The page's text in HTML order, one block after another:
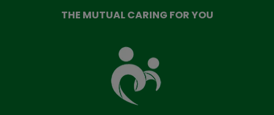
THE MUTUAL CARING FOR YOU
Mutual
Fund
that
takes